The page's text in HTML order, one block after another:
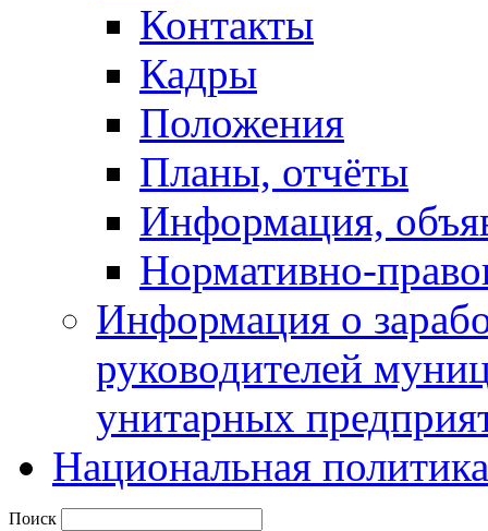
Контакты
Кадры
Положения
Планы, отчёты
Информация,
Нормативно-
Информация о
руководителей
унитарных
Национальная политика
Поиск